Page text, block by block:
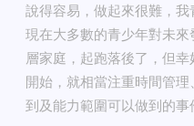
說得容易，做起來很難，我
現在大多數的青少年對未
層家庭，起跑落後了，但
開始，就相當注重時間管
到及能力範圍可以做到的事